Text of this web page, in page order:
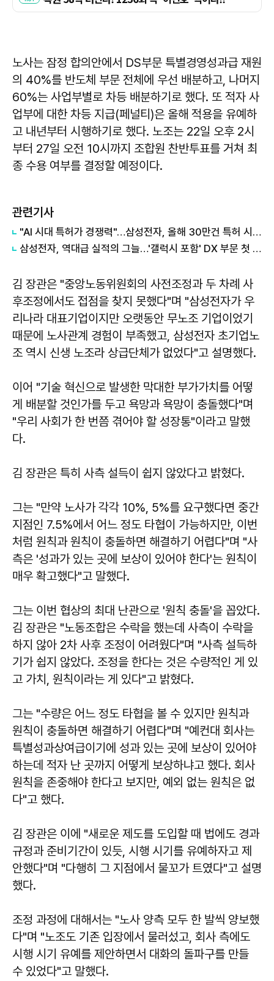
노사는 잠정 합의안에서 DS부문 특별경영성과급 재원
의 40%를 반도체 부문 전체에 우선 배분하고, 나머지
60%는 사업부별로 차등 배분하기로 했다. 또 적자 사
업부에 대한 차등 지급(페널티)은 올해 적용을 유예하
고 내년부터 시행하기로 했다. 노조는 22일 오후 2시
부터 27일 오전 10시까지 조합원 찬반투표를 거쳐 최
종 수용 여부를 결정할 예정이다.
관련기사
"AI 시대 특허가 경쟁력"…삼성전자, 올해 30만건 특허 시대 연다
삼성전자, 역대급 실적의 그늘…'갤럭시 포함' DX 부문 첫 적자
김 장관은 "중앙노동위원회의 사전조정과 두 차례 사
후조정에서도 접점을 찾지 못했다"며 "삼성전자가 우
리나라 대표기업이지만 오랫동안 무노조 기업이었기
때문에 노사관계 경험이 부족했고, 삼성전자 초기업노
조 역시 신생 노조라 상급단체가 없었다"고 설명했다.
이어 "기술 혁신으로 발생한 막대한 부가가치를 어떻
게 배분할 것인가를 두고 욕망과 욕망이 충돌했다"며
"우리 사회가 한 번쯤 겪어야 할 성장통"이라고 말했
다.
김 장관은 특히 사측 설득이 쉽지 않았다고 밝혔다.
그는 "만약 노사가 각각 10%, 5%를 요구했다면 중간
지점인 7.5%에서 어느 정도 타협이 가능하지만, 이번
처럼 원칙과 원칙이 충돌하면 해결하기 어렵다"며 "사
측은 '성과가 있는 곳에 보상이 있어야 한다'는 원칙이
매우 확고했다"고 말했다.
그는 이번 협상의 최대 난관으로 '원칙 충돌'을 꼽았다.
김 장관은 "노동조합은 수락을 했는데 사측이 수락을
하지 않아 2차 사후 조정이 어려웠다"며 "사측 설득하
기가 쉽지 않았다. 조정을 한다는 것은 수량적인 게 있
고 가치, 원칙이라는 게 있다"고 밝혔다.
그는 "수량은 어느 정도 타협을 볼 수 있지만 원칙과
원칙이 충돌하면 해결하기 어렵다"며 "예컨대 회사는
특별성과상여급이기에 성과 있는 곳에 보상이 있어야
하는데 적자 난 곳까지 어떻게 보상하냐고 했다. 회사
원칙을 존중해야 한다고 보지만, 예외 없는 원칙은 없
다"고 했다.
김 장관은 이에 "새로운 제도를 도입할 때 법에도 경과
규정과 준비기간이 있듯, 시행 시기를 유예하자고 제
안했다"며 "다행히 그 지점에서 물꼬가 트였다"고 설명
했다.
조정 과정에 대해서는 "노사 양측 모두 한 발씩 양보했
다"며 "노조도 기존 입장에서 물러섰고, 회사 측에도
시행 시기 유예를 제안하면서 대화의 돌파구를 만들
수 있었다"고 말했다.